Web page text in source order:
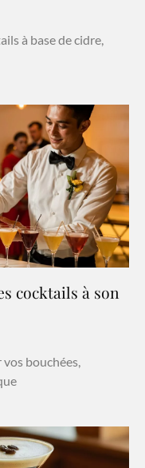
à base de cidre,
cocktails à son
vos bouchées,